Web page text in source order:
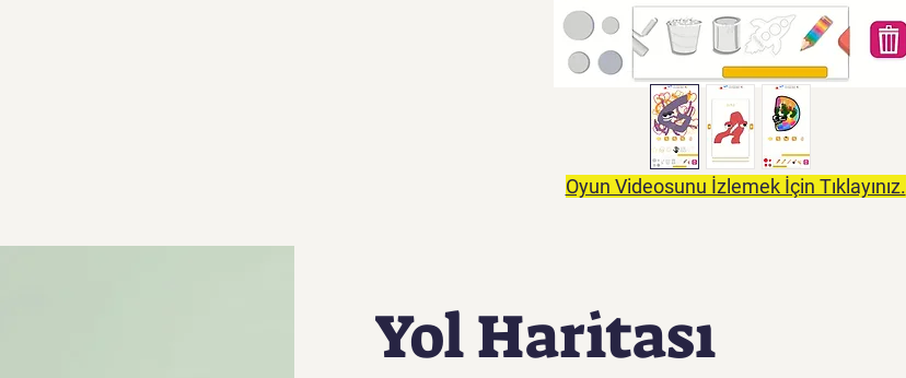
Oyun Videosunu İzlemek İçin Tıklayınız.
Yol Haritası